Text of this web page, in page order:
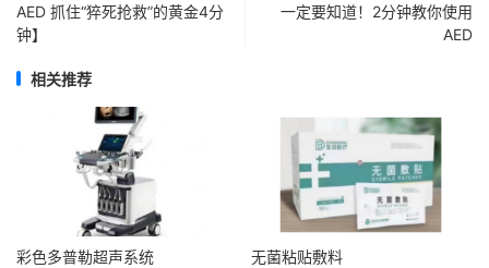
AED 抓住“猝死抢救”的黄金4分
钟】
一定要知道！2分钟教你使用
AED
相关推荐
彩色多普勒超声系统 无菌粘贴敷料